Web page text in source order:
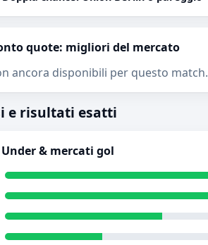
quote: migliori del mercato
ancora disponibili per questo match.
e risultati esatti
Under & mercati gol